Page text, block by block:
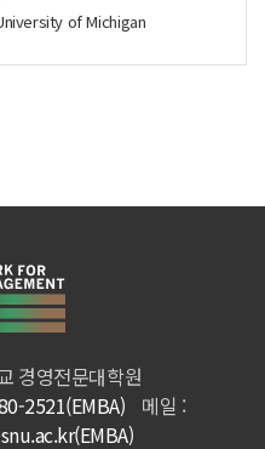
of Michigan
경영전문대학원
2521(EMBA) 메일 :